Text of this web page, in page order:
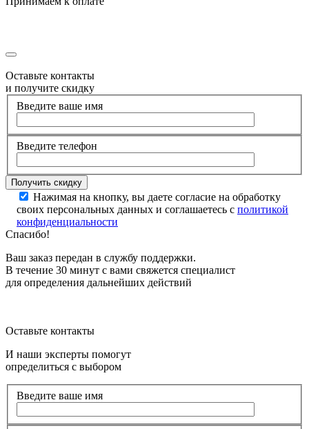
Оставьте контакты
и получите скидку
Введите ваше имя
Введите телефон
Нажимая на кнопку, вы даете согласие на обработку
своих персональных данных и соглашаетесь с политикой
конфиденциальности
Спасибо!
Ваш заказ передан в службу поддержки.
В течение 30 минут с вами свяжется специалист
для определения дальнейших действий
Оставьте контакты
И наши эксперты помогут
определиться с выбором
Введите ваше имя